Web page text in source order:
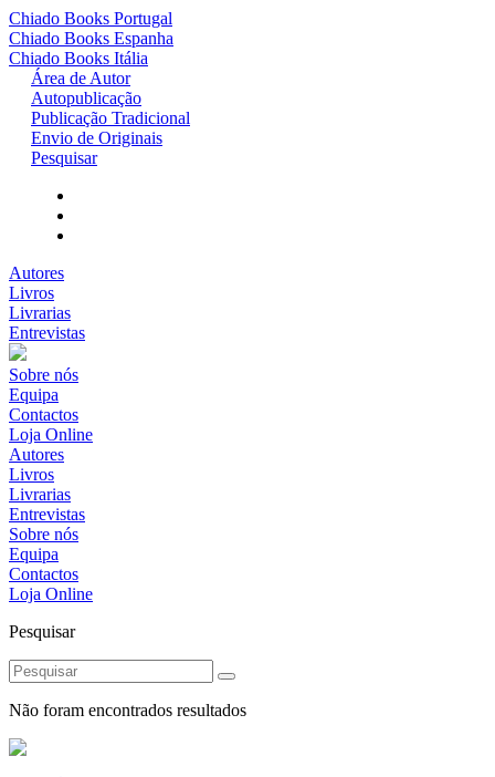
Chiado Books Portugal
Chiado Books Espanha
Chiado Books Itália
Área de Autor
Autopublicação
Publicação Tradicional
Envio de Originais
Pesquisar
Autores
Livros
Livrarias
Entrevistas
Sobre nós
Equipa
Contactos
Loja Online
Autores
Livros
Livrarias
Entrevistas
Sobre nós
Equipa
Contactos
Loja Online
Pesquisar
Não foram encontrados resultados